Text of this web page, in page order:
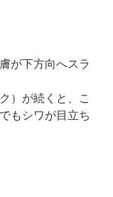
が下方向へスラ
）が続くと、こ
もシワが目立ち